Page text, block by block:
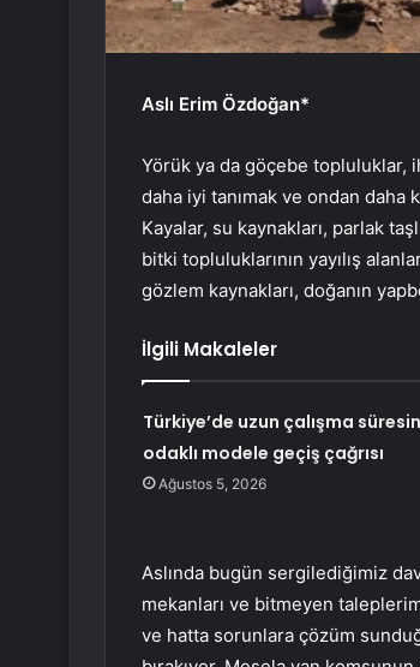
Aslı Erim Özdoğan*
Yörük ya da göçebe topluluklar,
daha iyi tanımak ve ondan
Kayalar, su kaynakları, parlak
bitki topluluklarının yayılış
gözlem kaynakları, doğanın
İlgili Makaleler
Türkiye’de uzun çalışma
odaklı modele geçiş çağrısı
Ağustos 5, 2026
Aslında bugün sergilediğimiz
mekanları ve bitmeyen
ve hatta sorunlara çözüm